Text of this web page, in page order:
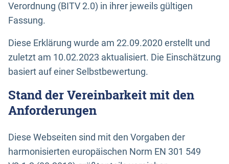
Verordnung (BITV 2.0) in ihrer jeweils gültigen
Fassung.
Diese Erklärung wurde am 22.09.2020 erstellt und
zuletzt am 10.02.2023 aktualisiert. Die Einschätzung
basiert auf einer Selbstbewertung.
Stand der Vereinbarkeit mit den
Anforderungen
Diese Webseiten sind mit den Vorgaben der
harmonisierten europäischen Norm EN 301 549